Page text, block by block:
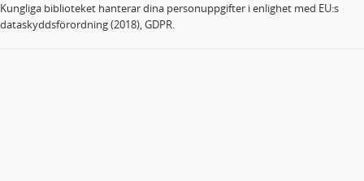
Kungliga biblioteket hanterar dina personuppgifter i enlighet med EU:s
dataskyddsförordning (2018), GDPR.